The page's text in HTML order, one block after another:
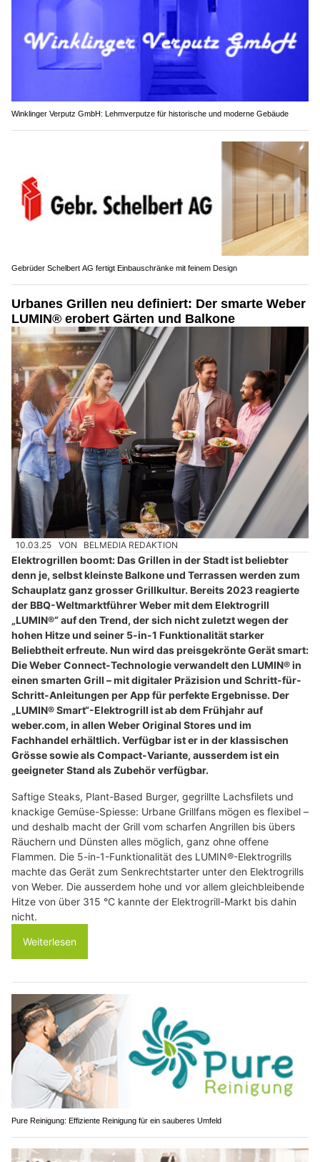
Winklinger Verputz GmbH: Lehmverputze für historische und moderne Gebäude
Gebrüder Schelbert AG fertigt Einbauschränke mit feinem Design
Urbanes Grillen neu definiert: Der smarte Weber
LUMIN® erobert Gärten und Balkone
10.03.25 VON BELMEDIA REDAKTION
Elektrogrillen boomt: Das Grillen in der Stadt ist beliebter
denn je, selbst kleinste Balkone und Terrassen werden zum
Schauplatz ganz grosser Grillkultur. Bereits 2023 reagierte
der BBQ-Weltmarktführer Weber mit dem Elektrogrill
„LUMIN®“ auf den Trend, der sich nicht zuletzt wegen der
hohen Hitze und seiner 5-in-1 Funktionalität starker
Beliebtheit erfreute. Nun wird das preisgekrönte Gerät smart:
Die Weber Connect-Technologie verwandelt den LUMIN® in
einen smarten Grill – mit digitaler Präzision und Schritt-für-
Schritt-Anleitungen per App für perfekte Ergebnisse. Der
„LUMIN® Smart“-Elektrogrill ist ab dem Frühjahr auf
weber.com, in allen Weber Original Stores und im
Fachhandel erhältlich. Verfügbar ist er in der klassischen
Grösse sowie als Compact-Variante, ausserdem ist ein
geeigneter Stand als Zubehör verfügbar.
Saftige Steaks, Plant-Based Burger, gegrillte Lachsfilets und
knackige Gemüse-Spiesse: Urbane Grillfans mögen es flexibel –
und deshalb macht der Grill vom scharfen Angrillen bis übers
Räuchern und Dünsten alles möglich, ganz ohne offene
Flammen. Die 5-in-1-Funktionalität des LUMIN®-Elektrogrills
machte das Gerät zum Senkrechtstarter unter den Elektrogrills
von Weber. Die ausserdem hohe und vor allem gleichbleibende
Hitze von über 315 °C kannte der Elektrogrill-Markt bis dahin
nicht.
Weiterlesen
Pure Reinigung: Effiziente Reinigung für ein sauberes Umfeld